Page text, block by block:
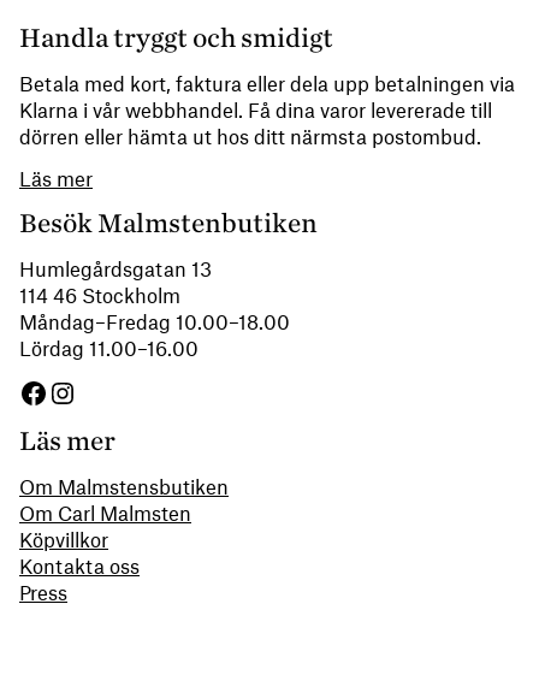
Handla tryggt och smidigt
Betala med kort, faktura eller dela upp betalningen via
Klarna i vår webbhandel. Få dina varor levererade till
dörren eller hämta ut hos ditt närmsta postombud.
Läs mer
Besök Malmstenbutiken
Humlegårdsgatan 13
114 46 Stockholm
Måndag–Fredag 10.00–18.00
Lördag 11.00–16.00
Facebook
Instagram
Läs mer
Om Malmstensbutiken
Om Carl Malmsten
Köpvillkor
Kontakta oss
Press